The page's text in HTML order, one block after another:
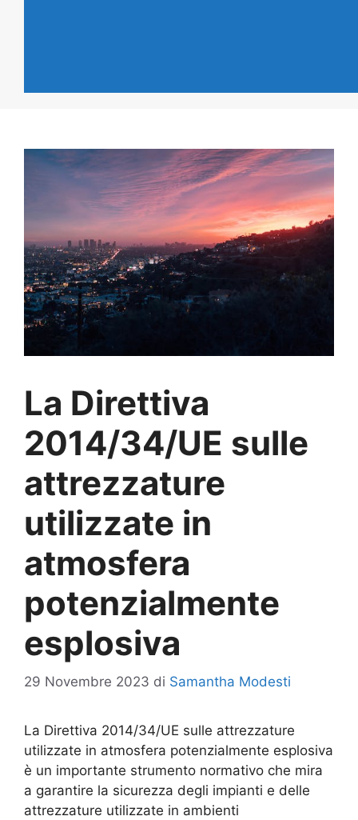
La Direttiva
2014/34/UE sulle
attrezzature
utilizzate in
atmosfera
potenzialmente
esplosiva
29 Novembre 2023 di Samantha Modesti
La Direttiva 2014/34/UE sulle attrezzature
utilizzate in atmosfera potenzialmente esplosiva
è un importante strumento normativo che mira
a garantire la sicurezza degli impianti e delle
attrezzature utilizzate in ambienti